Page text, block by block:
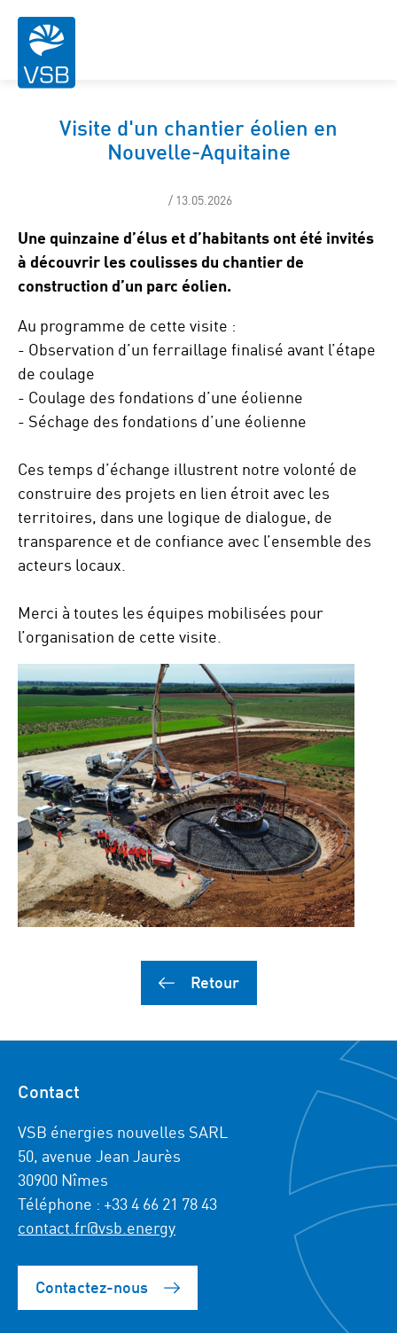
Visite d'un chantier éolien en
Nouvelle-Aquitaine
/ 13.05.2026
Une quinzaine d’élus et d’habitants ont été invités
à découvrir les coulisses du chantier de
construction d’un parc éolien.
Au programme de cette visite :
- Observation d’un ferraillage finalisé avant l’étape
de coulage
- Coulage des fondations d’une éolienne
- Séchage des fondations d’une éolienne
Ces temps d’échange illustrent notre volonté de
construire des projets en lien étroit avec les
territoires, dans une logique de dialogue, de
transparence et de confiance avec l’ensemble des
acteurs locaux.
Merci à toutes les équipes mobilisées pour
l’organisation de cette visite.
Retour
Contact
VSB énergies nouvelles SARL
50, avenue Jean Jaurès
30900 Nîmes
Téléphone : +33 4 66 21 78 43
contact.fr@vsb.energy
Contactez-nous